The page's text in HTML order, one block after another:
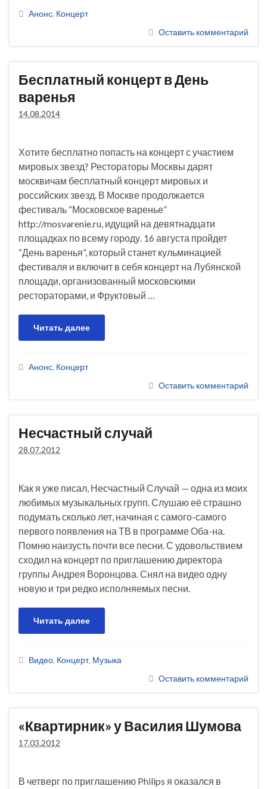
Анонс, Концерт
Оставить комментарий
Бесплатный концерт в День
варенья
14.08.2014
Хотите бесплатно попасть на концерт с участием
мировых звезд? Рестораторы Москвы дарят
москвичам бесплатный концерт мировых и
российских звезд. В Москве продолжается
фестиваль “Московское варенье”
http://mosvarenie.ru, идущий на девятнадцати
площадках по всему городу. 16 августа пройдет
“День варенья”, который станет кульминацией
фестиваля и включит в себя концерт на Лубянской
площади, организованный московскими
рестораторами, и Фруктовый …
Читать далее
Анонс, Концерт
Оставить комментарий
Несчастный случай
28.07.2012
Как я уже писал, Несчастный Случай — одна из моих
любимых музыкальных групп. Слушаю её страшно
подумать сколько лет, начиная с самого-самого
первого появления на ТВ в программе Оба-на.
Помню наизусть почти все песни. С удовольствием
сходил на концерт по приглашению директора
группы Андрея Воронцова. Снял на видео одну
новую и три редко исполняемых песни.
Читать далее
Видео, Концерт, Музыка
Оставить комментарий
«Квартирник» у Василия Шумова
17.03.2012
В четверг по приглашению Philips я оказался в